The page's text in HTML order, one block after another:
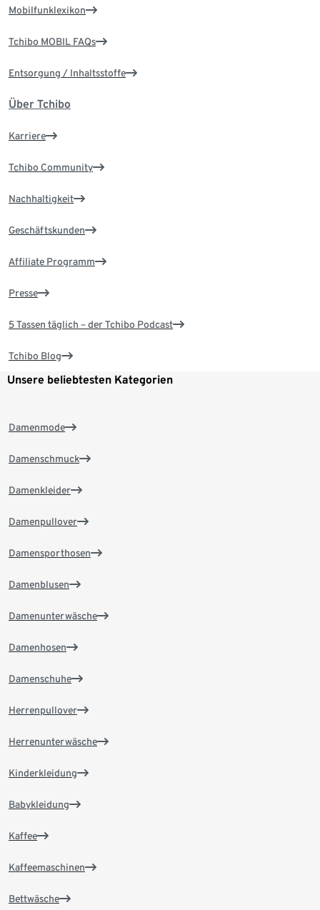
Mobilfunklexikon
Tchibo MOBIL FAQs
Entsorgung / Inhaltsstoffe
Über Tchibo
Karriere
Tchibo Community
Nachhaltigkeit
Geschäftskunden
Affiliate Programm
Presse
5 Tassen täglich – der Tchibo Podcast
Tchibo Blog
Unsere beliebtesten Kategorien
Damenmode
Damenschmuck
Damenkleider
Damenpullover
Damensporthosen
Damenblusen
Damenunterwäsche
Damenhosen
Damenschuhe
Herrenpullover
Herrenunterwäsche
Kinderkleidung
Babykleidung
Kaffee
Kaffeemaschinen
Bettwäsche